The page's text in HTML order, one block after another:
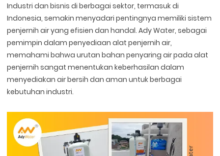
Industri dan bisnis di berbagai sektor, termasuk di
Indonesia, semakin menyadari pentingnya memiliki sistem
penjernih air yang efisien dan handal. Ady Water, sebagai
pemimpin dalam penyediaan alat penjernih air,
memahami bahwa urutan bahan penyaring air pada alat
penjernih sangat menentukan keberhasilan dalam
menyediakan air bersih dan aman untuk berbagai
kebutuhan industri.